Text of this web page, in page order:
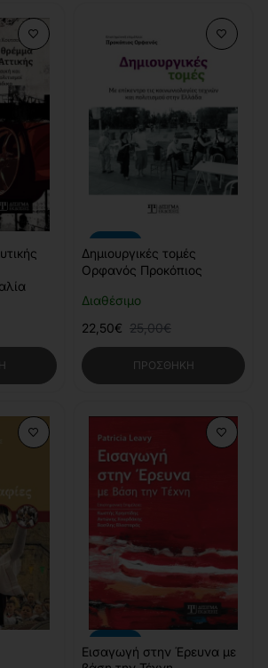
Διαθέσιμο
Δημιουργικές τομές
Ορφανός Προκόπιος
22,50€ 25,00€
ΠΡΟΣΘΉΚΗ
Εισαγωγή στην Έρευνα με